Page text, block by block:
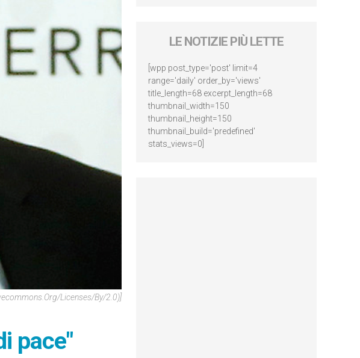
licenses/by/2.0)]
pace"
LE NOTIZIE PIÙ LETTE
[wpp post_type='post' limit=4
range='daily' order_by='views'
title_length=68 excerpt_length=68
thumbnail_width=150
thumbnail_height=150
thumbnail_build='predefined'
stats_views=0]